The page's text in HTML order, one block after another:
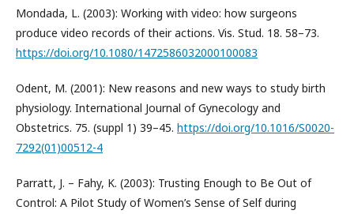
Mondada, L. (2003): Working with video: how surgeons
produce video records of their actions. Vis. Stud. 18. 58–73.
https://doi.org/10.1080/1472586032000100083
Odent, M. (2001): New reasons and new ways to study birth
physiology. International Journal of Gynecology and
Obstetrics. 75. (suppl 1) 39–45. https://doi.org/10.1016/S0020-
7292(01)00512-4
Parratt, J. – Fahy, K. (2003): Trusting Enough to Be Out of
Control: A Pilot Study of Women’s Sense of Self during